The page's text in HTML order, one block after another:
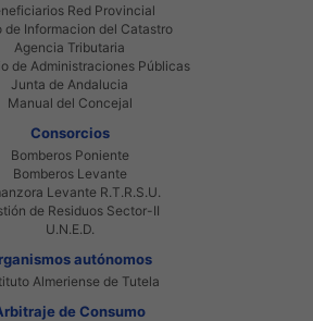
Red Provincial
de Informacion del Catastro
Agencia Tributaria
de Administraciones Públicas
Junta de Andalucia
Manual del Concejal
Consorcios
Bomberos Poniente
Bomberos Levante
Levante R.T.R.S.U.
de Residuos Sector-II
U.N.E.D.
autónomos
Almeriense de Tutela
de Consumo